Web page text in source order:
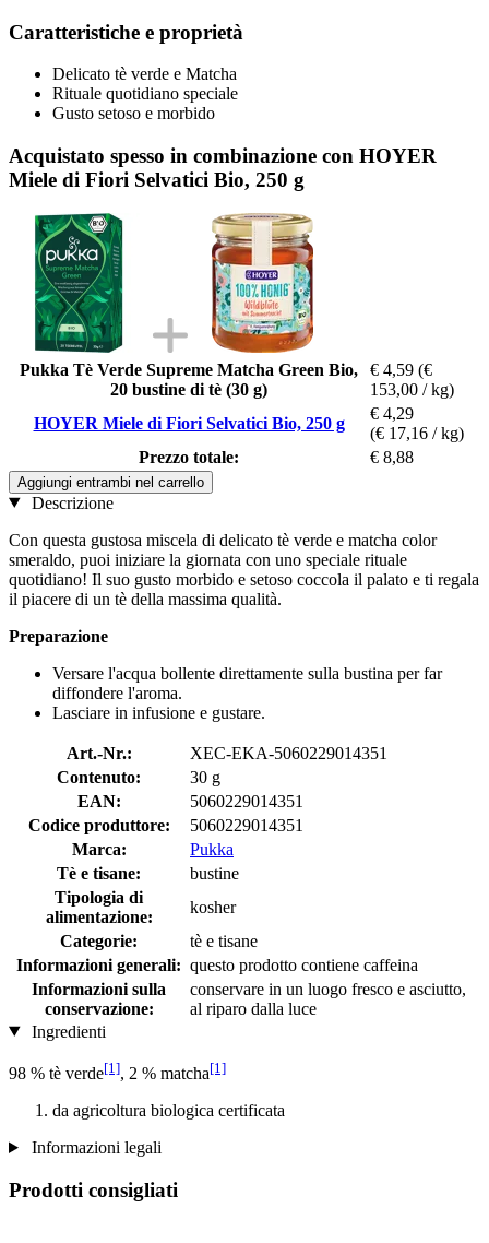
Caratteristiche e proprietà
Delicato tè verde e Matcha
Rituale quotidiano speciale
Gusto setoso e morbido
Acquistato spesso in combinazione con HOYER
Miele di Fiori Selvatici Bio, 250 g
Pukka Tè Verde Supreme Matcha Green Bio,
20 bustine di tè (30 g)
€ 4,59 (€
153,00 / kg)
HOYER Miele di Fiori Selvatici Bio, 250 g
€ 4,29
(€ 17,16 / kg)
Prezzo totale:
€ 8,88
Aggiungi entrambi nel carrello
Descrizione
Con questa gustosa miscela di delicato tè verde e matcha color
smeraldo, puoi iniziare la giornata con uno speciale rituale
quotidiano! Il suo gusto morbido e setoso coccola il palato e ti regala
il piacere di un tè della massima qualità.
Preparazione
Versare l'acqua bollente direttamente sulla bustina per far
diffondere l'aroma.
Lasciare in infusione e gustare.
Art.-Nr.:
XEC-EKA-5060229014351
Contenuto:
30 g
EAN:
5060229014351
Codice produttore:
5060229014351
Marca:
Pukka
Tè e tisane:
bustine
Tipologia di
alimentazione:
kosher
Categorie:
tè e tisane
Informazioni generali: questo prodotto contiene caffeina
Informazioni sulla
conservazione:
conservare in un luogo fresco e asciutto,
al riparo dalla luce
Ingredienti
98 % tè verde[1], 2 % matcha[1]
da agricoltura biologica certificata
Informazioni legali
Prodotti consigliati